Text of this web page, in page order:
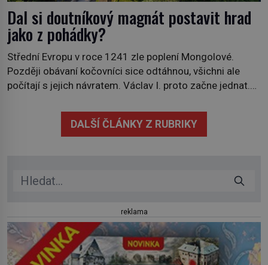
Dal si doutníkový magnát postavit hrad
jako z pohádky?
Střední Evropu v roce 1241 zle poplení Mongolové.
Později obávaní kočovníci sice odtáhnou, všichni ale
počítají s jejich návratem. Václav I. proto začne jednat.
pečlivě připravit! Český král Václav I. (1205–1253)
přijme opatření, která mají posílit obranu jeho království.
DALŠÍ ČLÁNKY Z RUBRIKY
reklama